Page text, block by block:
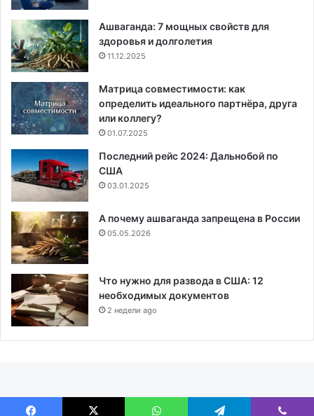
Ашваганда: 7 мощных свойств для
здоровья и долголетия
11.12.2025
Матрица совместимости: как
определить идеального партнёра, друга
или коллегу?
01.07.2025
Последний рейс 2024: Дальнобой по
США
03.01.2025
А почему ашваганда запрещена в России
05.05.2026
Что нужно для развода в США: 12
необходимых документов
2 недели ago